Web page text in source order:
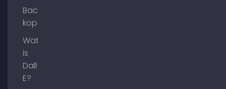
Backlinks
kopen
Wat
is
Dall-
E?